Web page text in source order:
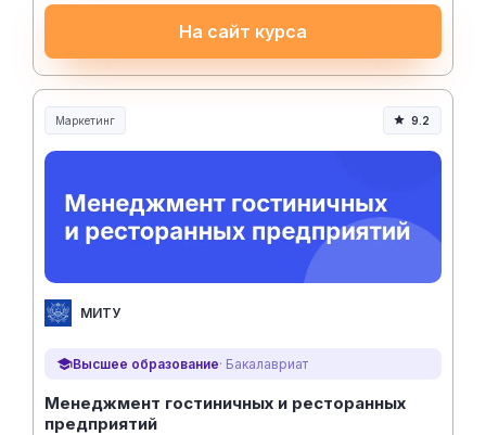
На сайт курса
Маркетинг 9.2
МИТУ
Высшее образование· Бакалавриат
Менеджмент гостиничных и ресторанных
предприятий